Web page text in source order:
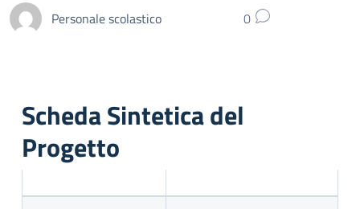
Personale scolastico 0
Scheda Sintetica del
Progetto